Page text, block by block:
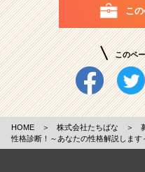
こ
このペ
HOME ＞ 株式会社たちばな ＞
性格診断！～あなたの性格解説します